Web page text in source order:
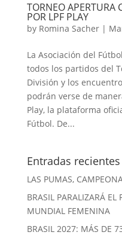
TORNEO APERTURA
POR LPF PLAY
by Romina Sacher|
La Asociación del
todos los partidos del
División y los
podrán verse de
Play, la plataforma
Fútbol. De...
Entradas recientes
LAS PUMAS,
BRASIL PARALIZARÁ
MUNDIAL FEMENINA
BRASIL 2027: MÁS DE